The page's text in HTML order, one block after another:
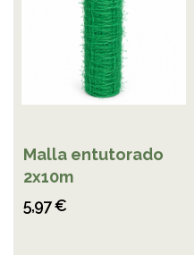
Malla entutorado
2x10m
5,97 €